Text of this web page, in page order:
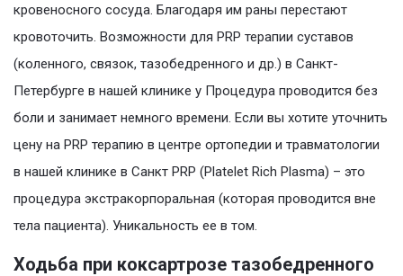
кровеносного сосуда. Благодаря им раны перестают
кровоточить. Возможности для PRP терапии суставов
(коленного, связок, тазобедренного и др.) в Санкт-
Петербурге в нашей клинике у Процедура проводится без
боли и занимает немного времени. Если вы хотите уточнить
цену на PRP терапию в центре ортопедии и травматологии
в нашей клинике в Санкт PRP (Platelet Rich Plasma) – это
процедура экстракорпоральная (которая проводится вне
тела пациента). Уникальность ее в том.
Ходьба при коксартрозе тазобедренного